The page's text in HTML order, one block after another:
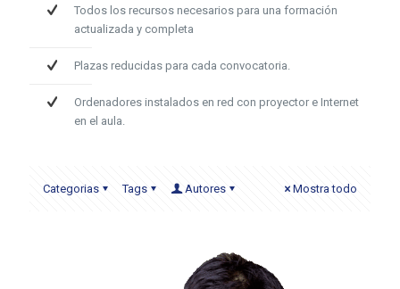
Todos los recursos necesarios para una formación
actualizada y completa
Plazas reducidas para cada convocatoria.
Ordenadores instalados en red con proyector e Internet
en el aula.
Categorias Tags Autores Mostra todo